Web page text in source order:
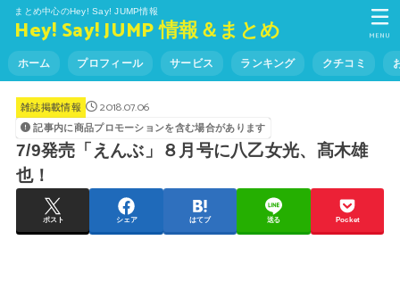
まとめ中心のHey! Say! JUMP情報
Hey! Say! JUMP 情報＆まとめ
ホーム プロフィール サービス ランキング クチコミ
MENU
雑誌掲載情報 2018.07.06
記事内に商品プロモーションを含む場合があります
7/9発売「えんぶ」８月号に八乙女光、髙木雄
也！
ポスト シェア はてブ 送る Pocket